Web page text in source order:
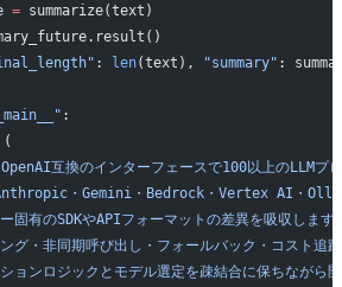
= summarize(text)
: len(text), "summary" :
:
互換のインターフェースで100以上のLLMプ
・Gemini・Bedrock・Vertex AI・Ollama
固有のSDKやAPIフォーマットの差異を吸収します
・非同期呼び出し・フォールバック・コスト追
ョンロジックとモデル選定を疎結合に保ちながら